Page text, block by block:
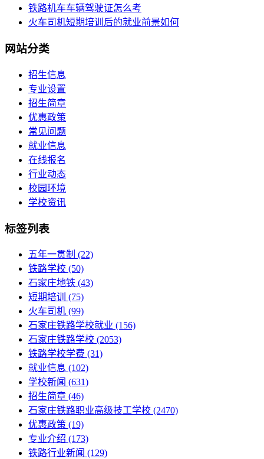
铁路机车车辆驾驶证怎么考
火车司机短期培训后的就业前景如何
网站分类
招生信息
专业设置
招生简章
优惠政策
常见问题
就业信息
在线报名
行业动态
校园环境
学校资讯
标签列表
五年一贯制 (22)
铁路学校 (50)
石家庄地铁 (43)
短期培训
(75)
火车司机 (99)
石家庄铁路学校就业 (156)
石家庄铁路学校 (2053)
铁路学校学费 (31)
就业信息 (102)
学校新闻 (631)
招生简章 (46)
石家庄铁路职业高级技工学校 (2470)
优惠政策 (19)
专业介绍 (173)
铁路行业新闻 (129)